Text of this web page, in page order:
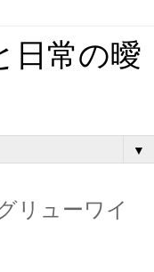
日常の曖
▼
リューワイ